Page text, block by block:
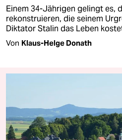
Einem 34-Jährigen gelingt es,
rekonstruieren, die seinem
Diktator Stalin das Leben
Von Klaus-Helge Donath